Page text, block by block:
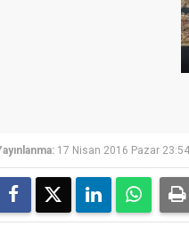
17 Nisan 2016 Pazar 23:54